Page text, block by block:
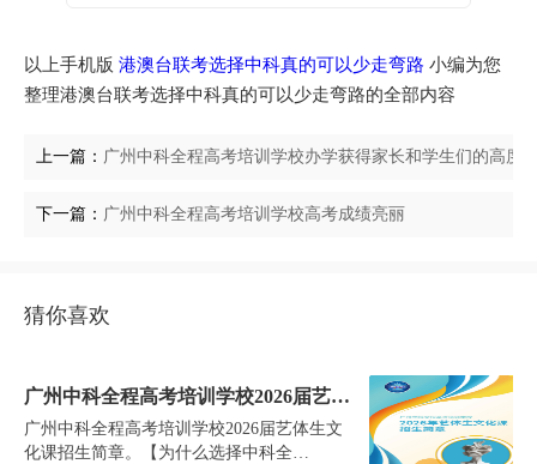
以上手机版 港澳台联考选择中科真的可以少走弯路 小编为您
整理港澳台联考选择中科真的可以少走弯路的全部内容
上一篇： 广州中科全程高考培训学校办学获得家长和学生们的高度
下一篇： 广州中科全程高考培训学校高考成绩亮丽
猜你喜欢
广州中科全程高考培训学校2026届艺体
生文化课招生简章
广州中科全程高考培训学校2026届艺体生文
化课招生简章。【为什么选择中科全